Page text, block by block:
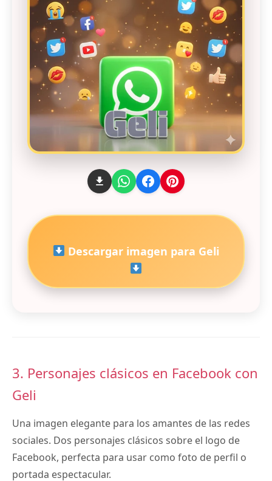
Descargar imagen para Geli
3. Personajes clásicos en Facebook con
Geli
Una imagen elegante para los amantes de las redes
sociales. Dos personajes clásicos sobre el logo de
Facebook, perfecta para usar como foto de perfil o
portada espectacular.